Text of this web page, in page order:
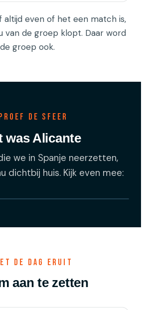
altijd even of het een match is,
van de groep klopt. Daar word
groep ook.
Proef de sfeer
was Alicante
we in Spanje neerzetten,
dichtbij huis. Kijk even mee:
de dag eruit
aan te zetten